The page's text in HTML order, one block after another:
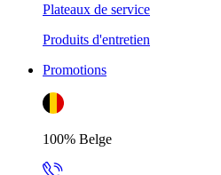
Plateaux de service
Produits d'entretien
Promotions
100% Belge